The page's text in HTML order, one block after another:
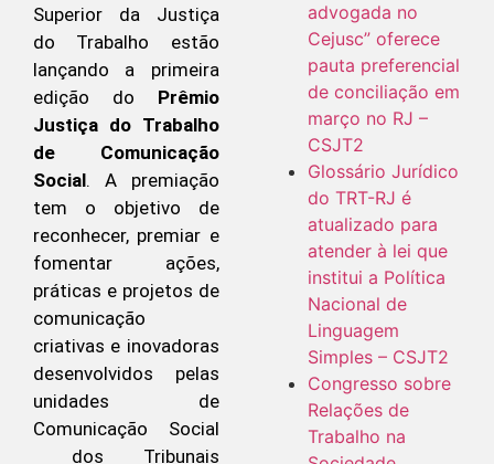
Superior da Justiça
do Trabalho estão
lançando a primeira
edição do Prêmio
Justiça do Trabalho
de Comunicação
Social. A premiação
tem o objetivo de
reconhecer, premiar e
fomentar ações,
práticas e projetos de
comunicação
criativas e inovadoras
desenvolvidos pelas
unidades de
Comunicação Social
dos Tribunais
advogada no
Cejusc” oferece
pauta preferencial
de conciliação em
março no RJ –
CSJT2
Glossário Jurídico
do TRT-RJ é
atualizado para
atender à lei que
institui a Política
Nacional de
Linguagem
Simples – CSJT2
Congresso sobre
Relações de
Trabalho na